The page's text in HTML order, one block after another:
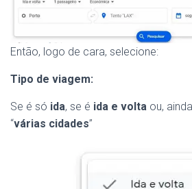
Então, logo de cara, selecione:
Tipo de viagem:
Se é só ida, se é ida e volta ou,
“várias cidades”